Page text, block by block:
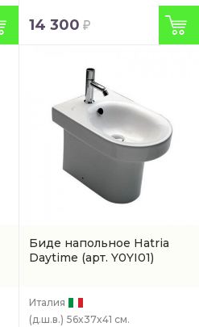
14 300
Биде напольное Hatria
Daytime (арт. Y0YI01)
Италия
(д.ш.в.) 56x37x41 см.